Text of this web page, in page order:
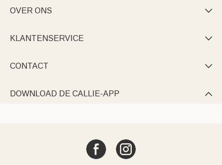
OVER ONS 
KLANTENSERVICE 
CONTACT 
DOWNLOAD DE CALLIE-APP 